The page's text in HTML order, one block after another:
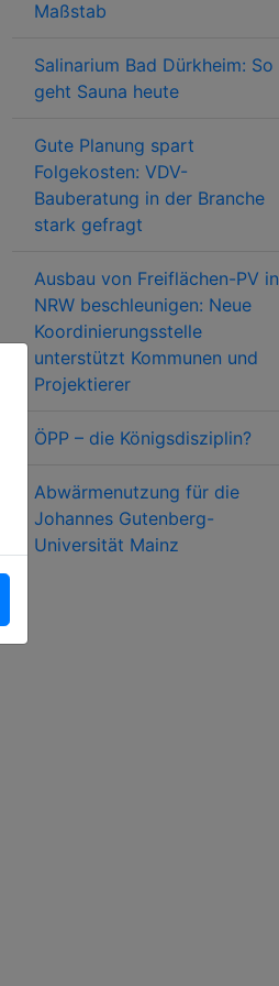
Maßstab
Salinarium Bad Dürkheim: So
geht Sauna heute
Gute Planung spart
Folgekosten: VDV-
Bauberatung in der Branche
stark gefragt
Ausbau von Freiflächen-PV in
NRW beschleunigen: Neue
Koordinierungsstelle
unterstützt Kommunen und
Projektierer
ÖPP – die Königsdisziplin?
Abwärmenutzung für die
Johannes Gutenberg-
Universität Mainz